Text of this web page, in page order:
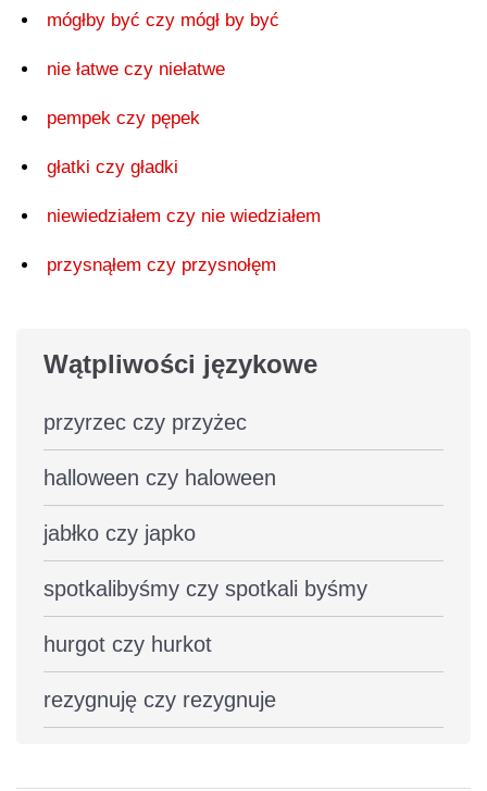
mógłby być czy mógł by być
nie łatwe czy niełatwe
pempek czy pępek
głatki czy gładki
niewiedziałem czy nie wiedziałem
przysnąłem czy przysnołęm
Wątpliwości językowe
przyrzec czy przyżec
halloween czy haloween
jabłko czy japko
spotkalibyśmy czy spotkali byśmy
hurgot czy hurkot
rezygnuję czy rezygnuje